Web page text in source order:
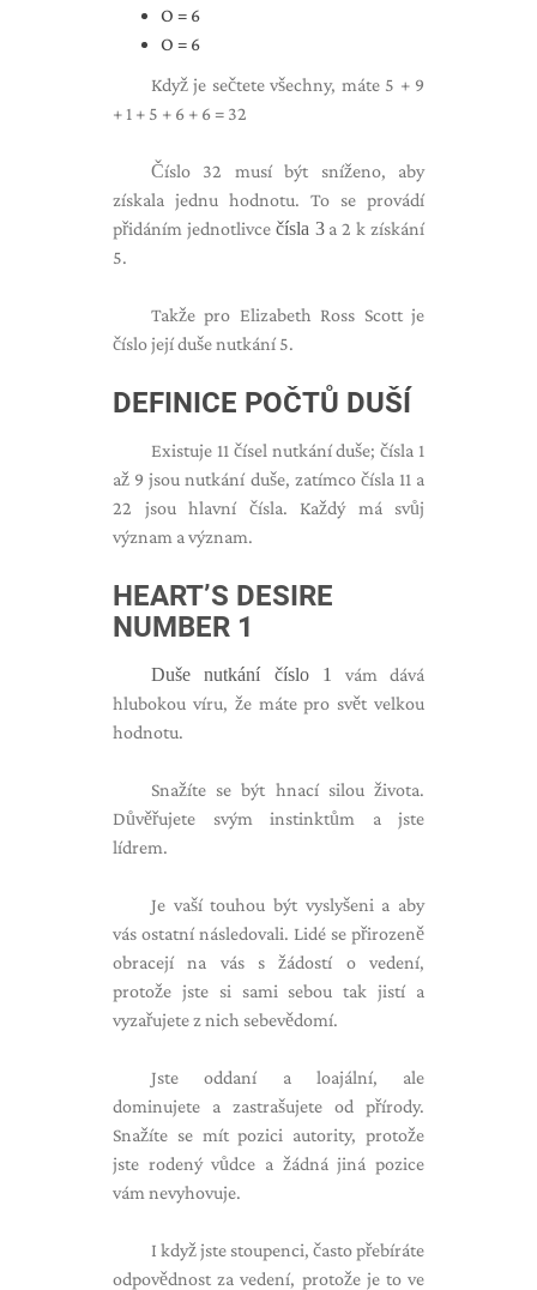
O = 6
O = 6
Když je sečtete všechny, máte 5 + 9
+ 1 + 5 + 6 + 6 = 32
Číslo 32 musí být sníženo, aby
získala jednu hodnotu. To se provádí
přidáním jednotlivce čísla 3a 2 k získání
5.
Takže pro Elizabeth Ross Scott je
číslo její duše nutkání 5.
DEFINICE POČTŮ DUŠÍ
Existuje 11 čísel nutkání duše; čísla 1
až 9 jsou nutkání duše, zatímco čísla 11 a
22 jsou hlavní čísla. Každý má svůj
význam a význam.
HEART’S DESIRE
NUMBER 1
Duše nutkání číslo 1
vám dává
hlubokou víru, že máte pro svět velkou
hodnotu.
Snažíte se být hnací silou života.
Důvěřujete svým instinktům a jste
lídrem.
Je vaší touhou být vyslyšeni a aby
vás ostatní následovali. Lidé se přirozeně
obracejí na vás s žádostí o vedení,
protože jste si sami sebou tak jistí a
vyzařujete z nich sebevědomí.
Jste oddaní a loajální, ale
dominujete a zastrašujete od přírody.
Snažíte se mít pozici autority, protože
jste rodený vůdce a žádná jiná pozice
vám nevyhovuje.
I když jste stoupenci, často přebíráte
odpovědnost za vedení, protože je to ve